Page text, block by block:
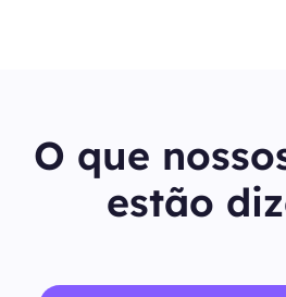
O que
estão